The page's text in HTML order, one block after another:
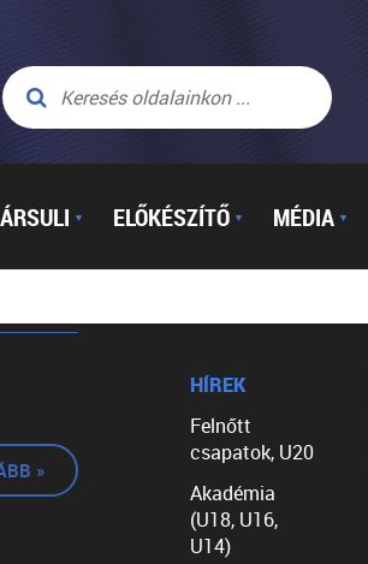
▼ ELŐKÉSZÍTŐ ▼ MÉDIA ▼
»
HÍREK
Felnőtt
csapatok, U20
Akadémia
(U18, U16,
U14)